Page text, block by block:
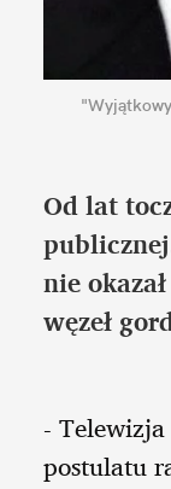
Od lat
nie
węzeł
-
postulatu